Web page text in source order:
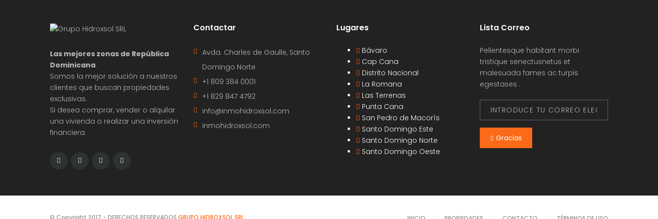
Las mejores zonas de República
Dominicana.
Somos la mejor solución a nuestros
clientes que buscan propiedades
exclusivas.
Si desea comprar, vender o alquilar
una vivienda o realizar una inversión
financiera.
Contactar
Avda. Charles de Gaulle, Santo
Domingo Norte
+1 809 384 0001
+1 829 847 4792
info@inmohidroxsol.com
inmohidroxsol.com
Lugares
Bávaro
Cap Cana
Distrito Nacional
La Romana
Las Terrenas
Punta Cana
San Pedro de Macorís
Santo Domingo Este
Santo Domingo Norte
Santo Domingo Oeste
Lista Correo
Pellentesque habitant morbi
tristique senectusnetus et
malesuada fames ac turpis
egestases .
Gracias
© Copyright 2017 - DERECHOS RESERVADOS GRUPO HIDROXSOL SRL.